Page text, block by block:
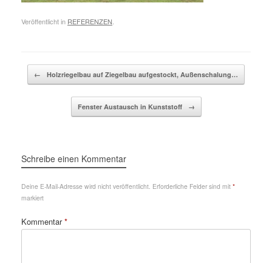
Veröffentlicht in REFERENZEN
Beitragsnavigation
← Holzriegelbau auf Ziegelbau aufgestockt, Außenschalung…
Fenster Austausch in Kunststoff →
Schreibe einen Kommentar
Deine E-Mail-Adresse wird nicht veröffentlicht. Erforderliche Felder sind mit *
markiert
Kommentar*